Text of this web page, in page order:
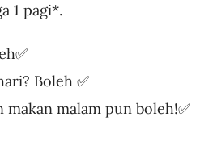
1 pagi*.
Boleh ✅
makan malam pun boleh!✅